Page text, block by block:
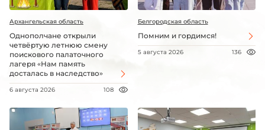
Архангельская область
Однополчане открыли
четвёртую летнюю смену
поискового палаточного
лагеря «Нам память
досталась в наследство»
6 августа 2026 108
Белгородская область
Помним и гордимся!
5 августа 2026 136